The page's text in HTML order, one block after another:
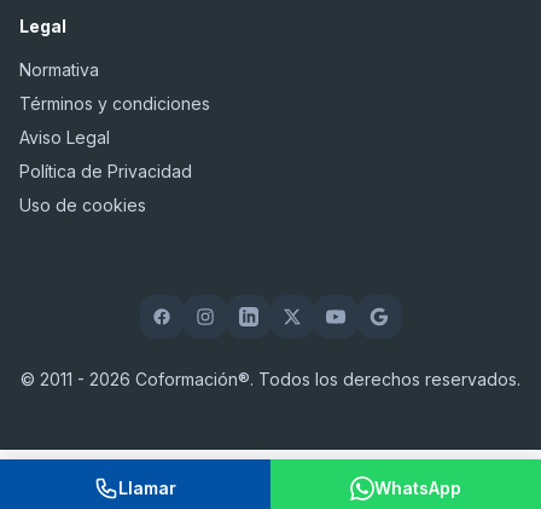
Legal
Normativa
Términos y condiciones
Aviso Legal
Política de Privacidad
Uso de cookies
© 2011 - 2026 Coformación®. Todos los derechos reservados.
Llamar WhatsApp